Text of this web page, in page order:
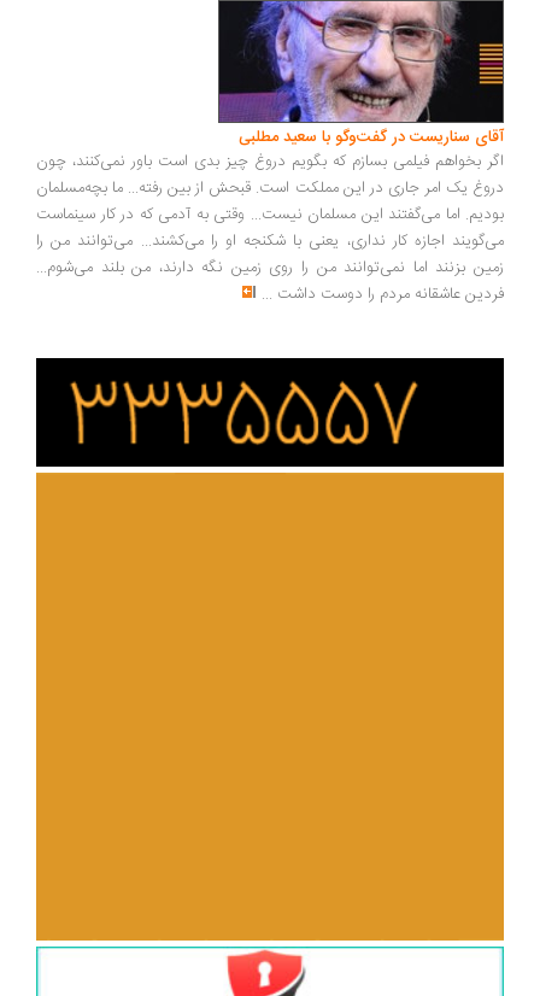
سناریست در گفت‌وگو با سعید مطلبی
بخواهم فیلمی بسازم که بگویم دروغ چیز بدی است باور نمی‌کنند، چون
یک امر جاری در این مملکت است. قبحش از بین رفته... ما بچه‌مسلمان
اما می‌گفتند این مسلمان نیست... وقتی به آدمی که در کار سینماست
اجازه کار نداری، یعنی با شکنجه او را می‌کشند... می‌توانند من را
بزنند اما نمی‌توانند من را روی زمین نگه دارند، من بلند می‌شوم...
عاشقانه مردم را دوست داشت ...